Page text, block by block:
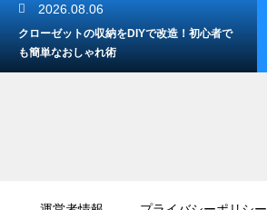
2026.08.06
クローゼットの収納をDIYで改造！初心者で
も簡単なおしゃれ術